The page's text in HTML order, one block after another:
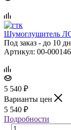
Шумоглушитель ЛС
Под заказ - до 10
Артикул: 00-
5 540 ₽
Варианты цен
5 540 ₽
Подробности